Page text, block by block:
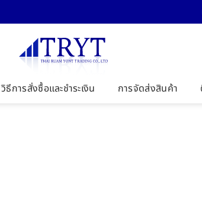
วิธีการสั่งซื้อและชำระเงิน การจัดส่งสินค้า